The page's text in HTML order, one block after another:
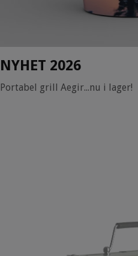
NYHET 2026
Portabel grill Aegir...nu i lager!